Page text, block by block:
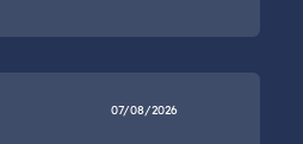
07/08/2026